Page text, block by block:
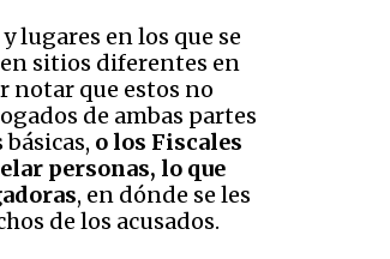
lugares en los que se
sitios diferentes en
notar que estos no
de ambas partes
o los Fiscales
personas, lo que
, en dónde se les
de los acusados.